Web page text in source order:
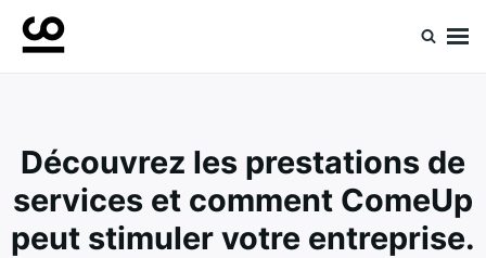
SkipSearch
for:
Découvrez les prestations de
services et comment ComeUp
peut stimuler votre entreprise.